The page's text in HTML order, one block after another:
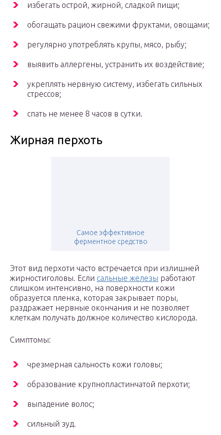
избегать острой, жирной, сладкой пищи;
обогащать рацион свежими фруктами, овощами;
регулярно употреблять крупы, мясо, рыбу;
выявить аллергены, устранить их воздействие;
укреплять нервную систему, избегать сильных
стрессов;
спать не менее 8 часов в сутки.
Жирная перхоть
Самое эффективное
ферментное средство
Этот вид перхоти часто встречается при излишней
жирностиголовы. Если сальные железы работают
слишком интенсивно, на поверхности кожи
образуется пленка, которая закрывает поры,
раздражает нервные окончания и не позволяет
клеткам получать должное количество кислорода.
Симптомы:
чрезмерная сальность кожи головы;
образование крупнопластинчатой перхоти;
выпадение волос;
сильный зуд.